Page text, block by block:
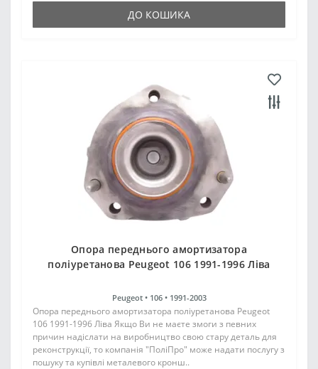
ДО КОШИКА
Опора переднього амортизатора
поліуретанова Peugeot 106 1991-1996 Ліва
Peugeot • 106 • 1991-2003
Опора переднього амортизатора поліуретанова Peugeot
106 1991-1996 Ліва Якщо Ви не маєте змоги з певних
причин надіслати на виробництво свою стару деталь для
реконструкції, то компанія "ПоліПро" може надати послугу з
пошуку та купівлі металевого кронш..